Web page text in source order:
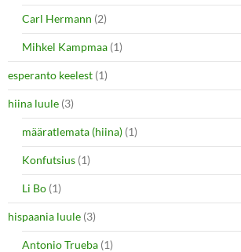
Carl Hermann (2)
Mihkel Kampmaa (1)
esperanto keelest (1)
hiina luule (3)
määratlemata (hiina) (1)
Konfutsius (1)
Li Bo (1)
hispaania luule (3)
Antonio Trueba (1)